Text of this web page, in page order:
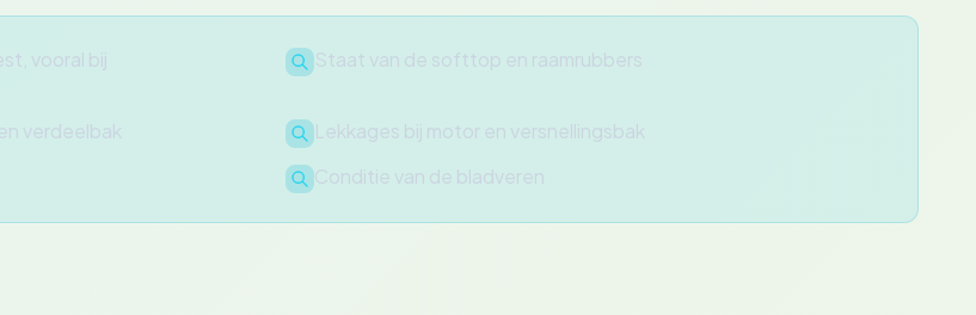
vooral bij
Staat van de softtop en raamrubbers
verdeelbak
Lekkages bij motor en versnellingsbak
Conditie van de bladveren